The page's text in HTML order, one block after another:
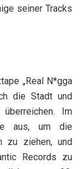
seiner Tracks
„Real N*gga
die Stadt und
Im
aus, um die
zu ziehen, und
Records zu